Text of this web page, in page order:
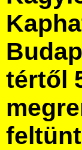
tértől